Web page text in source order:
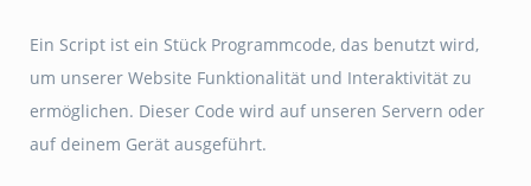
Ein Script ist ein Stück Programmcode, das benutzt wird,
um unserer Website Funktionalität und Interaktivität zu
ermöglichen. Dieser Code wird auf unseren Servern oder
auf deinem Gerät ausgeführt.